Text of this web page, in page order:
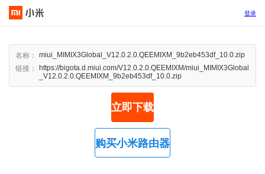
登录
名称：
miui_MIMIX3Global_V12.0.2.0.QEEMIXM_9b2eb453df_10.0.zip
链接：
https://bigota.d.miui.com/V12.0.2.0.QEEMIXM/miui_MIMIX3Global
_V12.0.2.0.QEEMIXM_9b2eb453df_10.0.zip
立即下载
购买小米路由器